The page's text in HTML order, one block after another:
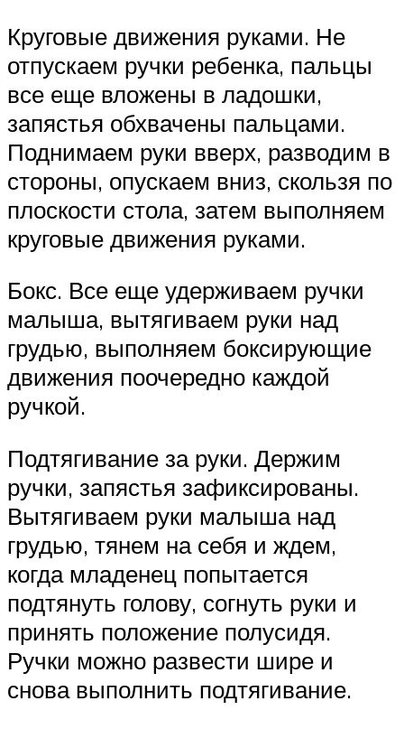
Круговые движения руками. Не
отпускаем ручки ребенка, пальцы
все еще вложены в ладошки,
запястья обхвачены пальцами.
Поднимаем руки вверх, разводим в
стороны, опускаем вниз, скользя по
плоскости стола, затем выполняем
круговые движения руками.
Бокс. Все еще удерживаем ручки
малыша, вытягиваем руки над
грудью, выполняем боксирующие
движения поочередно каждой
ручкой.
Подтягивание за руки. Держим
ручки, запястья зафиксированы.
Вытягиваем руки малыша над
грудью, тянем на себя и ждем,
когда младенец попытается
подтянуть голову, согнуть руки и
принять положение полусидя.
Ручки можно развести шире и
снова выполнить подтягивание.